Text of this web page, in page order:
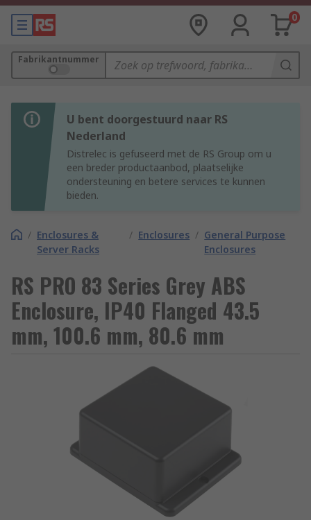
0
Fabrikantnummer
U bent doorgestuurd naar RS
Nederland
Distrelec is gefuseerd met de RS Group om u
een breder productaanbod, plaatselijke
ondersteuning en betere services te kunnen
bieden.
/ Enclosures &
Server Racks
/ Enclosures / General Purpose
Enclosures
RS PRO 83 Series Grey ABS
Enclosure, IP40 Flanged 43.5
mm, 100.6 mm, 80.6 mm